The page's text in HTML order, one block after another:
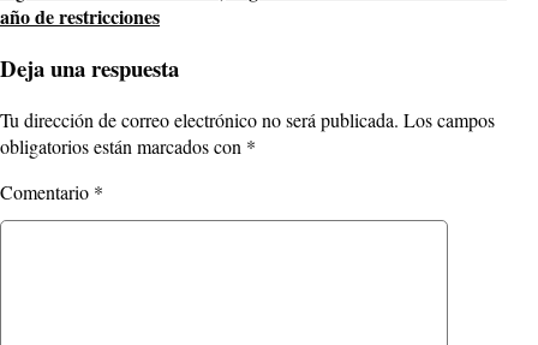
año de restricciones
Deja una respuesta
Tu dirección de correo electrónico no será publicada. Los campos
obligatorios están marcados con *
Comentario *